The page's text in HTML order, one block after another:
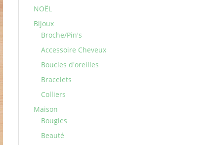
NOËL
Bijoux
Broche/Pin's
Accessoire Cheveux
Boucles d'oreilles
Bracelets
Colliers
Maison
Bougies
Beauté